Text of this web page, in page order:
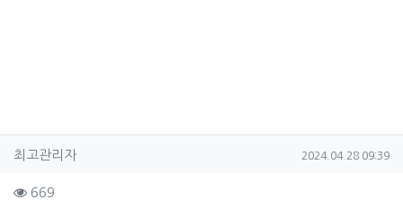
작성자 정보
최고관리자작성 작성일
2024.04.28 09:39
컨텐츠 정보
669